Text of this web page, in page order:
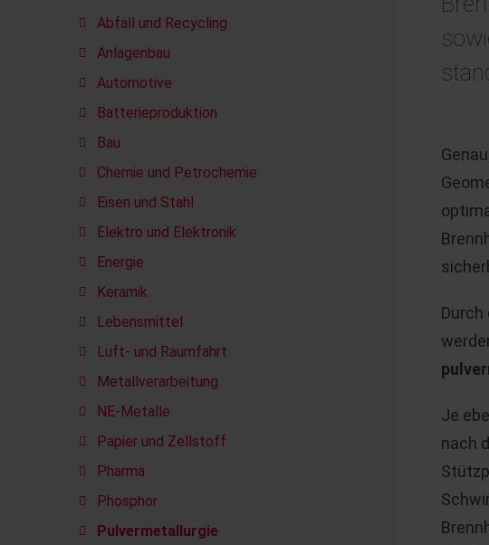
Abfall und Recycling
Anlagenbau
Automotive
Batterieproduktion
Bau
Chemie und Petrochemie
Eisen und Stahl
Elektro und Elektronik
Energie
Keramik
Lebensmittel
Luft- und Raumfahrt
Metallverarbeitung
NE-Metalle
Papier und Zellstoff
Pharma
Phosphor
Pulvermetallurgie
Durch
Je
nach